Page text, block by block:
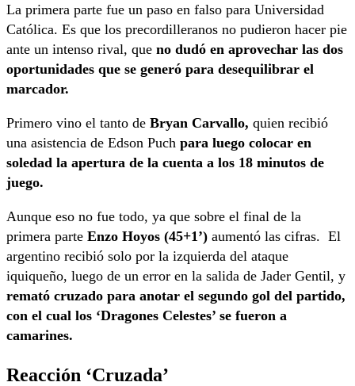
La primera parte fue un paso en falso para Universidad
Católica. Es que los precordilleranos no pudieron hacer pie
ante un intenso rival, que no dudó en aprovechar las dos
oportunidades que se generó para desequilibrar el
marcador.
Primero vino el tanto de Bryan Carvallo, quien recibió
una asistencia de Edson Puch para luego colocar en
soledad la apertura de la cuenta a los 18 minutos de
juego.
Aunque eso no fue todo, ya que sobre el final de la
primera parte Enzo Hoyos (45+1’) aumentó las cifras. El
argentino recibió solo por la izquierda del ataque
iquiqueño, luego de un error en la salida de Jader Gentil, y
remató cruzado para anotar el segundo gol del partido,
con el cual los ‘Dragones Celestes’ se fueron a
camarines.
Reacción ‘Cruzada’